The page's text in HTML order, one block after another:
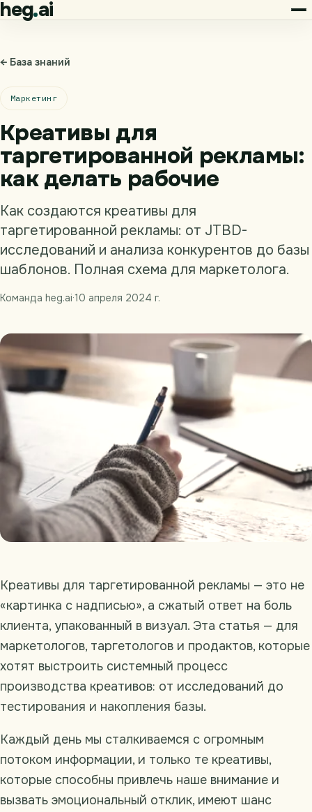
heg ai
← База знаний
Маркетинг
Креативы для
таргетированной рекламы:
как делать рабочие
Как создаются креативы для
таргетированной рекламы: от JTBD-
исследований и анализа конкурентов до базы
шаблонов. Полная схема для маркетолога.
Команда heg.ai·10 апреля 2024 г.
Креативы для таргетированной рекламы — это не
«картинка с надписью», а сжатый ответ на боль
клиента, упакованный в визуал. Эта статья — для
маркетологов, таргетологов и продактов, которые
хотят выстроить системный процесс
производства креативов: от исследований до
тестирования и накопления базы.
Каждый день мы сталкиваемся с огромным
потоком информации, и только те креативы,
которые способны привлечь наше внимание и
вызвать эмоциональный отклик, имеют шанс